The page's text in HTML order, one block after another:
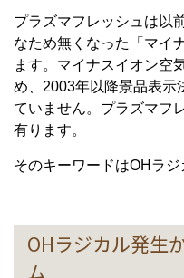
プラズマフレッシュは以
なため無くなった「マイ
ます。マイナスイオン空
め、2003年以降景品表示
ていません。プラズマフ
有ります。
そのキーワードはOHラジ
OHラジカル発生
ム